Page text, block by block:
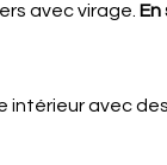
avec virage. En
avec